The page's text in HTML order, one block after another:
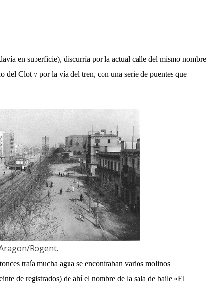
en superficie), discurría por la actual calle del mismo nombre
del Clot y por la vía del tren, con una serie de puentes que
Rogent.
traía mucha agua se encontraban varios molinos
de registrados) de ahí el nombre de la sala de baile «El